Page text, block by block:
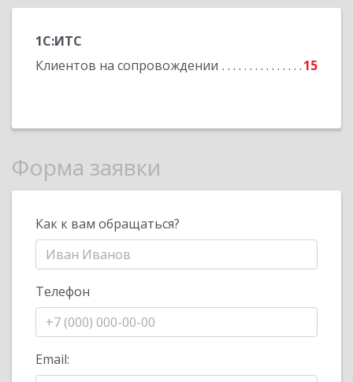
1С:ИТС
Клиентов на сопровождении
15
Форма заявки
Как к вам обращаться?
Телефон
Email: